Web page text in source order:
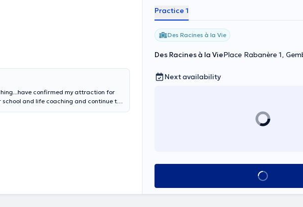
confirmed my attraction for
and life coaching and continue to
Practice 1
Des Racines à la Vie
Des Racines à la ViePlace Rabanère 1,
Next availability
See all